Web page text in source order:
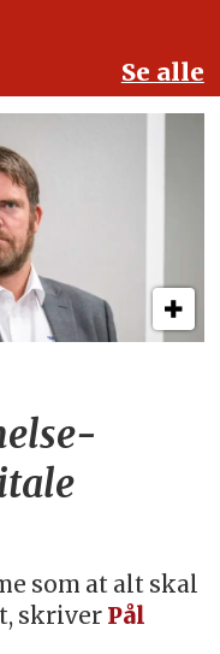
Se alle
som at alt skal
skriver Pål